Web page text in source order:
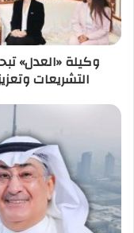
ت
ر
وكيلة «العدل»
التشريعات